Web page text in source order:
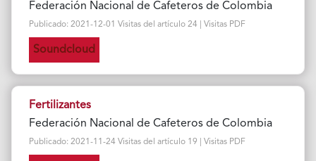
Federación Nacional de Cafeteros de Colombia
Publicado: 2021-12-01 Visitas del artículo 24 | Visitas PDF
Soundcloud
Fertilizantes
Federación Nacional de Cafeteros de Colombia
Publicado: 2021-11-24 Visitas del artículo 19 | Visitas PDF